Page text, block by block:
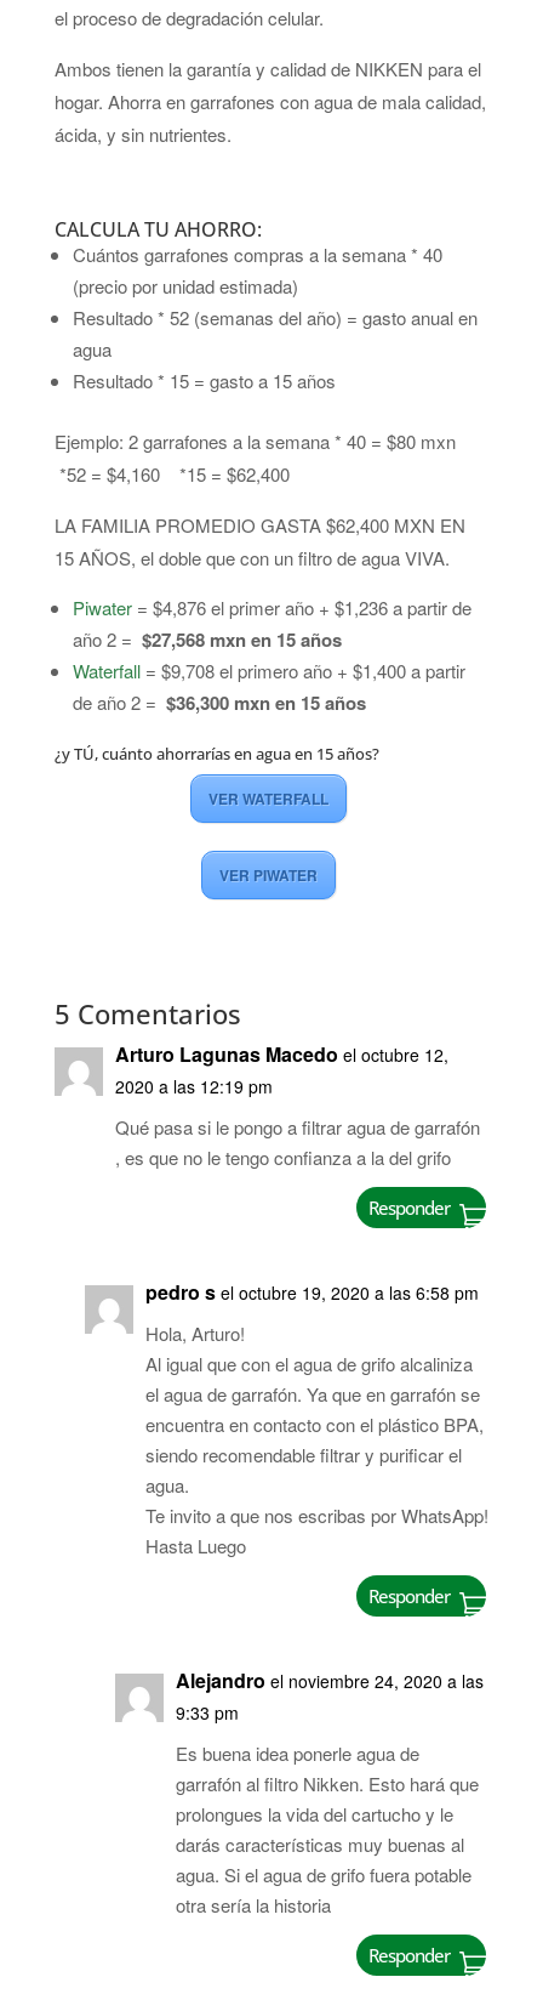
el proceso de degradación celular.
Ambos tienen la garantía y calidad de NIKKEN para el
hogar. Ahorra en garrafones con agua de mala calidad,
ácida, y sin nutrientes.
CALCULA TU AHORRO:
Cuántos garrafones compras a la semana * 40
(precio por unidad estimada)
Resultado * 52 (semanas del año) = gasto anual en
agua
Resultado * 15 = gasto a 15 años
Ejemplo: 2 garrafones a la semana * 40 = $80 mxn
*52 = $4,160 *15 = $62,400
LA FAMILIA PROMEDIO GASTA $62,400 MXN EN
15 AÑOS, el doble que con un filtro de agua VIVA.
Piwater= $4,876 el primer año + $1,236 a partir de
año 2 = $27,568 mxn en 15 años
Waterfall= $9,708 el primero año + $1,400 a partir
de año 2 = $36,300 mxn en 15 años
¿y TÚ, cuánto ahorrarías en agua en 15 años?
VER WATERFALL
VER PIWATER
5 Comentarios
Arturo Lagunas Macedo el octubre 12,
2020 a las 12:19 pm
Qué pasa si le pongo a filtrar agua de garrafón
, es que no le tengo confianza a la del grifo
Responder
pedro s el octubre 19, 2020 a las 6:58 pm
Hola, Arturo!
Al igual que con el agua de grifo alcaliniza
el agua de garrafón. Ya que en garrafón se
encuentra en contacto con el plástico BPA,
siendo recomendable filtrar y purificar el
agua.
Te invito a que nos escribas por WhatsApp!
Hasta Luego
Responder
Alejandro el noviembre 24, 2020 a las
9:33 pm
Es buena idea ponerle agua de
garrafón al filtro Nikken. Esto hará que
prolongues la vida del cartucho y le
darás características muy buenas al
agua. Si el agua de grifo fuera potable
otra sería la historia
Responder